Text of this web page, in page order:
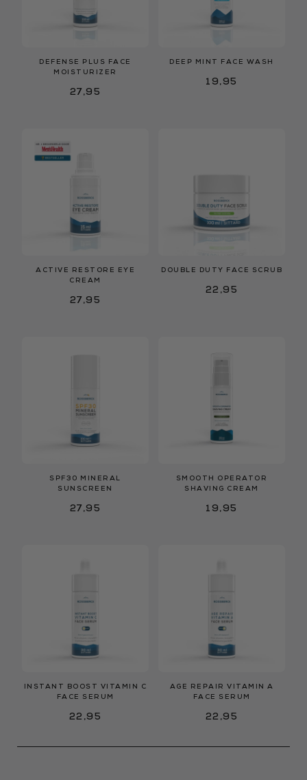
DEFENSE PLUS FACE
MOISTURIZER
27,95
DEEP MINT FACE WASH
19,95
ACTIVE RESTORE EYE
CREAM
27,95
DOUBLE DUTY FACE SCRUB
22,95
SPF30 MINERAL
SUNSCREEN
27,95
SMOOTH OPERATOR
SHAVING CREAM
19,95
INSTANT BOOST VITAMIN C
FACE SERUM
22,95
AGE REPAIR VITAMIN A
FACE SERUM
22,95